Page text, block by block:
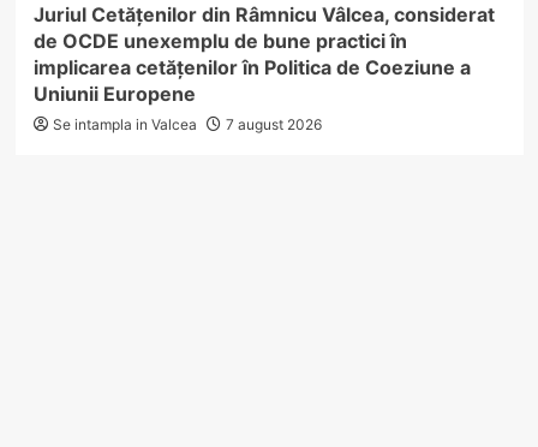
Juriul Cetățenilor din Râmnicu Vâlcea, considerat
de OCDE unexemplu de bune practici în
implicarea cetățenilor în Politica de Coeziune a
Uniunii Europene
Se intampla in Valcea 7 august 2026